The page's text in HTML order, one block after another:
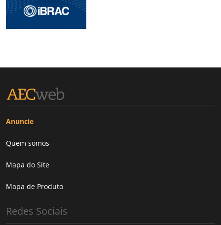
Anuncie
Quem somos
Mapa do Site
Mapa de Produto
Redes Sociais